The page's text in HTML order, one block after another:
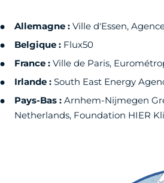
Allemagne : Ville d'Essen,
Belgique :Flux50
France : Ville de Paris,
Irlande : South East Energy
Pays-Bas :Arnhem-Nijmegen
Netherlands, Foundation HIER